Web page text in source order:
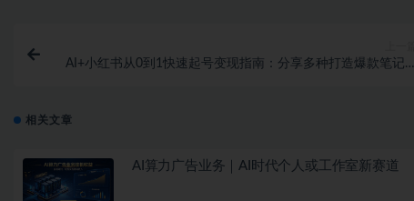
AI+小红书从0到1快速起号变现指南：分享多种打造爆款笔记方
相关文章
AI算力广告业务｜AI时代个人或工作室新赛道